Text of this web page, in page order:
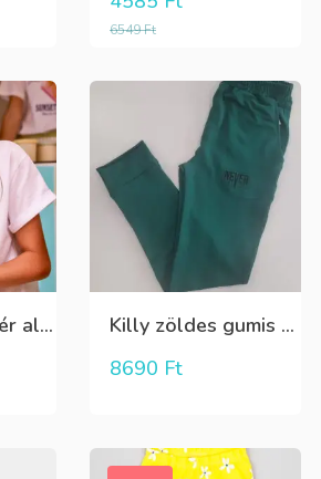
6549Ft
Mayoral,hófehér alapon.elöl zöld virág mintás,rövid aljú lány póló
Killy zöldes gumis derekú nadrág
8690 Ft